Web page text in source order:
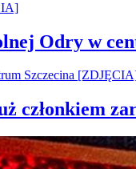
Odry w
członkiem